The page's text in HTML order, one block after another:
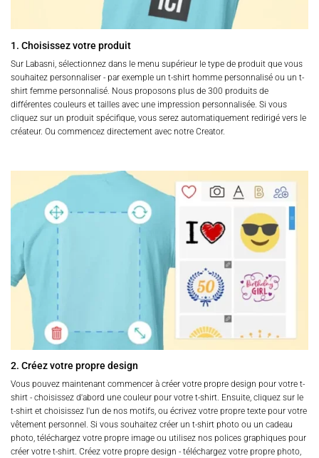
du
1. Choisissez votre produit
Sur Labasni, sélectionnez dans le menu supérieur le type de produit que vous
souhaitez personnaliser - par exemple un t-shirt homme personnalisé ou un t-
shirt femme personnalisé. Nous proposons plus de 300 produits de
différentes couleurs et tailles avec une impression personnalisée. Si vous
cliquez sur un produit spécifique, vous serez automatiquement redirigé vers le
créateur. Ou commencez directement avec notre Creator.
2. Créez votre propre design
Vous pouvez maintenant commencer à créer votre propre design pour votre t-
shirt - choisissez d'abord une couleur pour votre t-shirt. Ensuite, cliquez sur le
t-shirt et choisissez l'un de nos motifs, ou écrivez votre propre texte pour votre
vêtement personnel. Si vous souhaitez créer un t-shirt photo ou un cadeau
photo, téléchargez votre propre image ou utilisez nos polices graphiques pour
créer votre t-shirt. Créez votre propre design - téléchargez votre propre photo,